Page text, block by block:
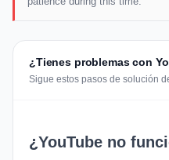
¿Tienes problemas con
Sigue estos pasos de solución
¿YouTube no